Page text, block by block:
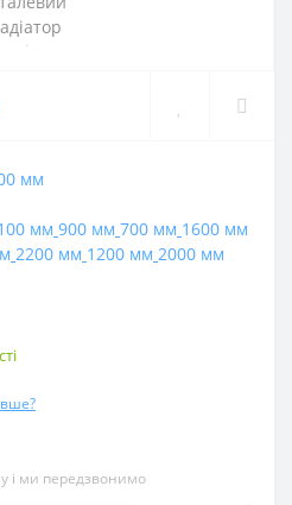
і ми передзвонимо
мм
мм 900 мм 700 мм 1600 мм
2200 мм 1200 мм 2000 мм